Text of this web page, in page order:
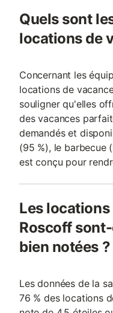
Quels sont
locations de
Concernant les
locations de
souligner qu'elles
des vacances
demandés et
(95 %), le barbecue
est conçu pour
Les locations
Roscoff
bien notées ?
Les données de la
76 % des locations